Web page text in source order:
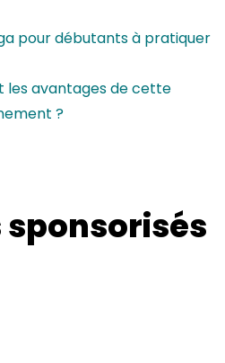
pour débutants à pratiquer
les avantages de cette
?